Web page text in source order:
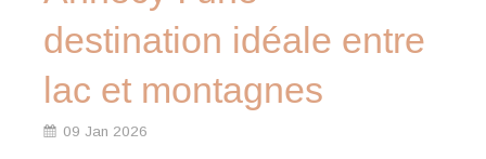
destination idéale entre
lac et montagnes
09 Jan 2026